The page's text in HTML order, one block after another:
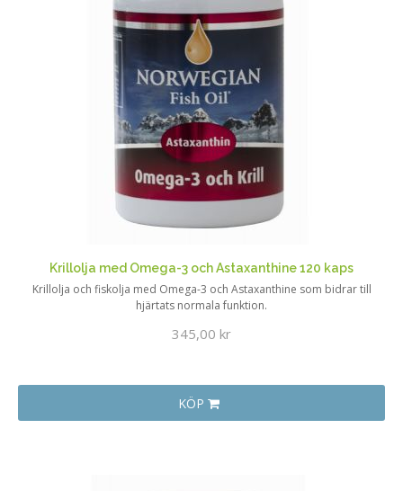
Krillolja med Omega-3 och Astaxanthine 120 kaps
Krillolja och fiskolja med Omega-3 och Astaxanthine som bidrar till
hjärtats normala funktion.
345,00 kr
KÖP